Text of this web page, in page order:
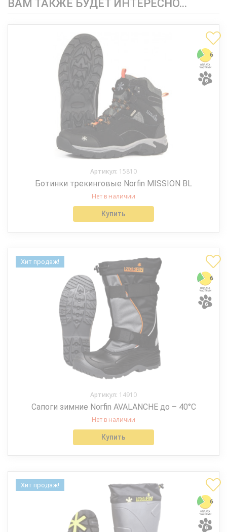
ВАМ ТАКЖЕ БУДЕТ ИНТЕРЕСНО…
Артикул: 15810
Ботинки трекинговые Norfin MISSION BL
Нет в наличии
Купить
Хит продаж!
Артикул: 14910
Сапоги зимние Norfin AVALANCHE до – 40°С
Нет в наличии
Купить
Хит продаж!